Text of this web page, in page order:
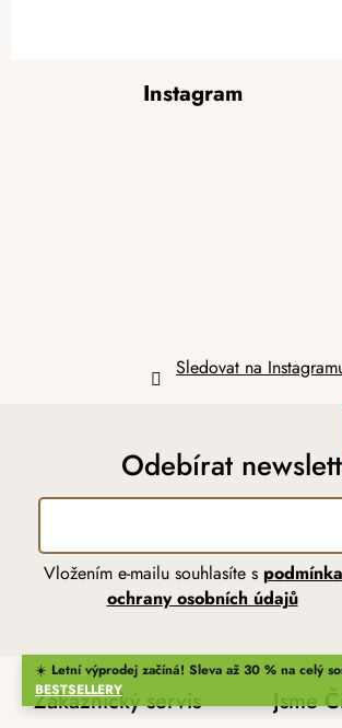
☀️ Letní výprodej začíná! Sleva až 30 % na celý
BESTSELLERY
Instagram
Sledovat na
Odebírat
Vložením e-mailu souhlasíte s
ochrany osobních údajů
Zákaznický servis Jsme